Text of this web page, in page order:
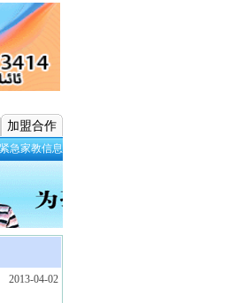
加盟合作
紧急家教信息
2013-04-02